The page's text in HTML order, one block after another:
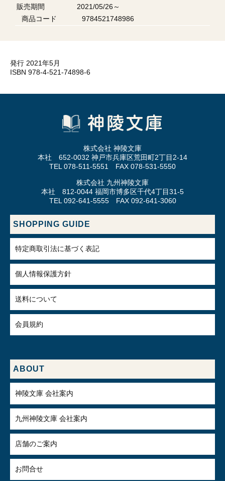
販売期間
2021/05/26～
商品コード
9784521748986
発行 2021年5月
ISBN 978-4-521-74898-6
株式会社 神陵文庫
本社 652-0032 神戸市兵庫区荒田町2丁目2-14
TEL 078-511-5551 FAX 078-531-5550
株式会社 九州神陵文庫
本社 812-0044 福岡市博多区千代4丁目31-5
TEL 092-641-5555 FAX 092-641-3060
SHOPPING GUIDE
特定商取引法に基づく表記
個人情報保護方針
送料について
会員規約
ABOUT
神陵文庫 会社案内
九州神陵文庫 会社案内
店舗のご案内
お問合せ